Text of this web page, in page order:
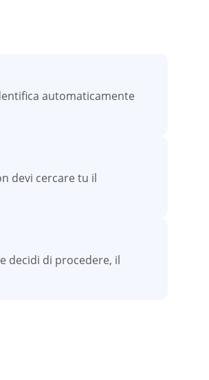
automaticamente
devi cercare tu il
decidi di procedere, il